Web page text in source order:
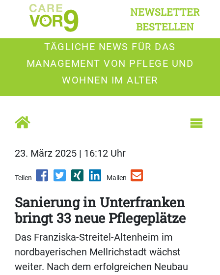
NEWSLETTER
BESTELLEN
TÄGLICHE NEWS FÜR DAS
MANAGEMENT VON PFLEGE UND
WOHNEN IM ALTER
23. März 2025 | 16:12 Uhr
Teilen Mailen
Sanierung in Unterfranken
bringt 33 neue Pflegeplätze
Das Franziska-Streitel-Altenheim im
nordbayerischen Mellrichstadt wächst
weiter. Nach dem erfolgreichen Neubau